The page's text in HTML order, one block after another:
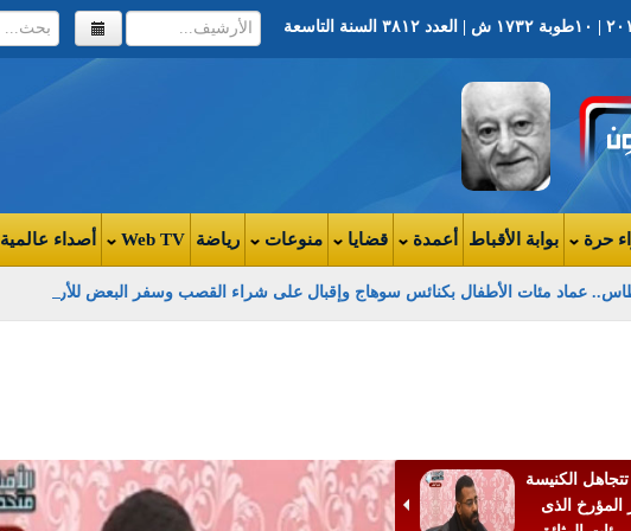
حرة بوابة الأقباط أعمدة قضايا منوعات رياضة Web TV أصداء عالمية
عماد مئات الأطفال بكنائس سوهاج وإقبال على شراء القصب وسفر البعض للأردن
والرفض
تتجاهل الكنيسة
المؤرخ الذى